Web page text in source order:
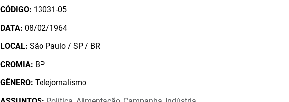
CÓDIGO: 13031-05
DATA: 08/02/1964
LOCAL: São Paulo / SP / BR
CROMIA: BP
GÊNERO: Telejornalismo